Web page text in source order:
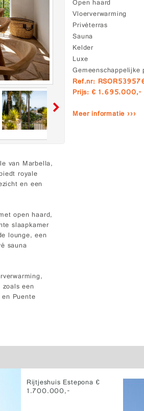
Open haard
Vloerverwarming
Privéterras
Sauna
Kelder
Luxe
Gemeenschappelijke
Ref.nr:
Prijs: € 1.695.000,-
Meer informatie ›››
van Marbella,
royale
en een
open haard,
slaapkamer
lounge, een
sauna
een
Puente
Rijtjeshuis Estepona €
1.700.000,-